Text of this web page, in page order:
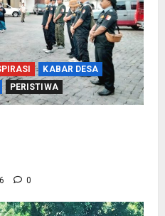
KABAR DESA
PERISTIWA
0